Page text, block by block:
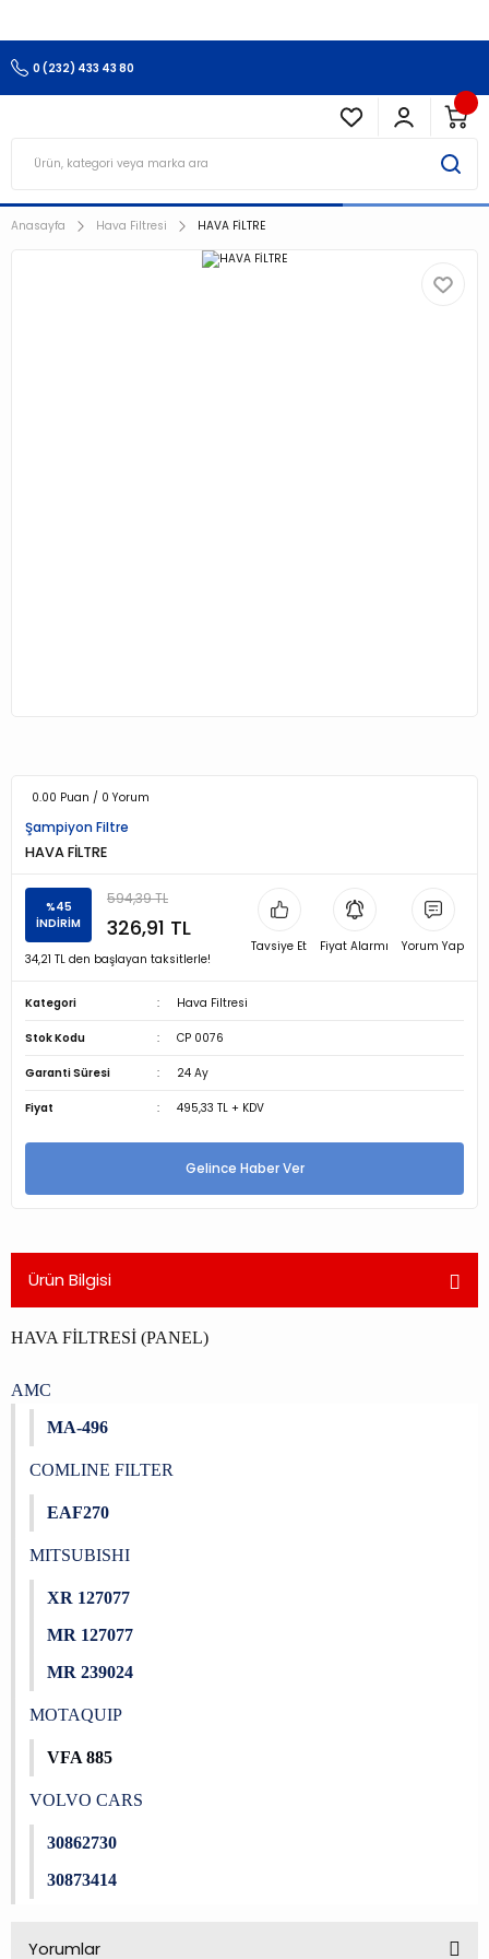
0 (232) 433 43 80
Anasayfa Hava Filtresi HAVA FİLTRE
0.00 Puan / 0 Yorum
Şampiyon Filtre
HAVA FİLTRE
%45
İNDİRİM
594,39 TL
326,91 TL
34,21 TL den başlayan taksitlerle!
Tavsiye Et Fiyat Alarmı Yorum Yap
Kategori Hava Filtresi
Stok Kodu CP 0076
Garanti Süresi 24 Ay
Fiyat 495,33 TL + KDV
Gelince Haber Ver
Ürün Bilgisi
HAVA FİLTRESİ (PANEL)
AMC
MA-496
COMLINE FILTER
EAF270
MITSUBISHI
XR 127077
MR 127077
MR 239024
MOTAQUIP
VFA 885
VOLVO CARS
30862730
30873414
Yorumlar